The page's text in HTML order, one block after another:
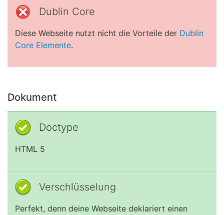
Dublin Core
Diese Webseite nutzt nicht die Vorteile der Dublin
Core Elemente.
Dokument
Doctype
HTML 5
Verschlüsselung
Perfekt, denn deine Webseite deklariert einen